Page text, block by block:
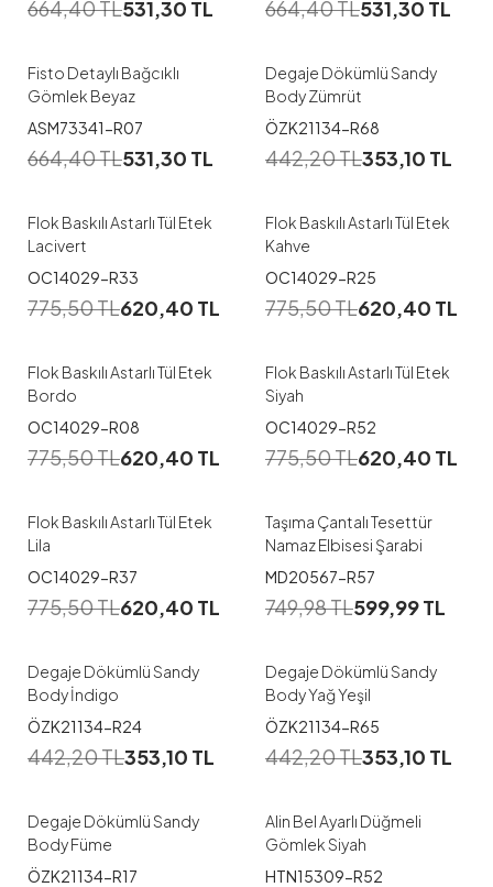
664,40TL531,30 TL 664,40TL531,30 TL
44
Fisto Detaylı Bağcıklı
Gömlek Beyaz
ASM73341-R07
664,40TL531,30 TL
S M L
Degaje Dökümlü Sandy
Body Zümrüt
ÖZK21134-R68
442,20TL353,10 TL
Flok Baskılı Astarlı Tül Etek
Lacivert
OC14029-R33
775,50TL620,40 TL
Flok Baskılı Astarlı Tül Etek
Kahve
OC14029-R25
775,50TL620,40 TL
Flok Baskılı Astarlı Tül Etek
Bordo
OC14029-R08
775,50TL620,40 TL
Flok Baskılı Astarlı Tül Etek
Siyah
OC14029-R52
775,50TL620,40 TL
Flok Baskılı Astarlı Tül Etek
Lila
OC14029-R37
775,50TL620,40 TL
Taşıma Çantalı Tesettür
Namaz Elbisesi Şarabi
MD20567-R57
749,98TL599,99TL
M L XL
Degaje Dökümlü Sandy
Body İndigo
ÖZK21134-R24
442,20TL353,10 TL
M L
Degaje Dökümlü Sandy
Body Yağ Yeşil
ÖZK21134-R65
442,20TL353,10 TL
M L
Degaje Dökümlü Sandy
Body Füme
ÖZK21134-R17
S M L XL
Alin Bel Ayarlı Düğmeli
Gömlek Siyah
HTN15309-R52